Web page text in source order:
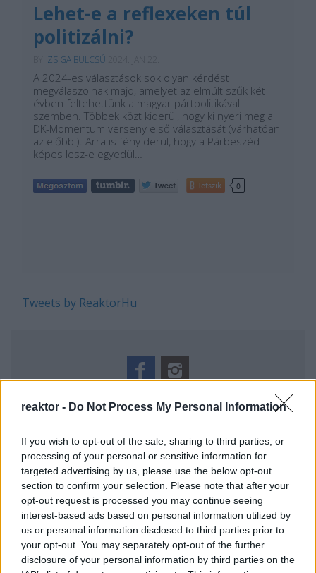
reaktor - Do Not Process My Personal Information
If you wish to opt-out of the sale, sharing to third parties, or
processing of your personal or sensitive information for
targeted advertising by us, please use the below opt-out
section to confirm your selection. Please note that after your
opt-out request is processed you may continue seeing
interest-based ads based on personal information utilized by
us or personal information disclosed to third parties prior to
your opt-out. You may separately opt-out of the further
disclosure of your personal information by third parties on the
Lehet-e a reflexeken túl
politizálni?
ZSIGA BULCSÚ
A 2024-es választások sok olyan kérdést
megválaszolnak majd, amelyet az elmúlt szűk két
évben feltehettünk a magyar pártpolitikával
szemben. Többek közt kiderül, hogy ki nyeri meg a
DK-Momentum verseny első választását (várhatóan
az előbbi). Arra is fény derül, hogy a Párbeszéd
képes lesz-e egyedül…
Tetszik 0
Tweets by ReaktorHu
REAKTOR
LEGNÉPSZERŰBB
Manaus: a dzsungel szívének városa
Magyarország rejtett gyöngyszemei
Az egygyermekes politika és Kína gazdasági
kihívásai
Mik alakítják a gondolkodásod? Avagy a kognitív
torzítások